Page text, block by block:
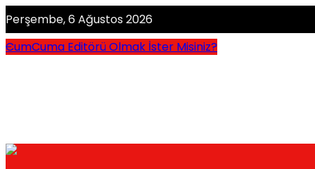
Perşembe, 6 Ağustos 2026
CumCuma Editörü Olmak İster Misiniz?